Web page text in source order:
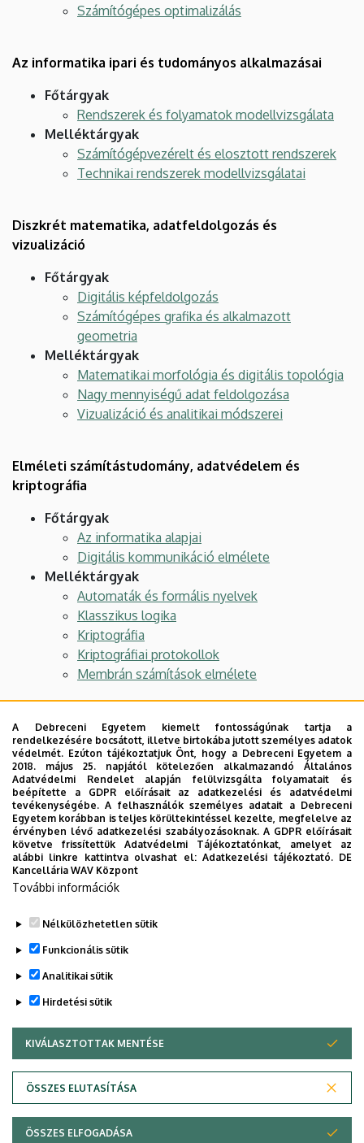
Számítógépes optimalizálás
Az informatika ipari és tudományos alkalmazásai
Főtárgyak
Rendszerek és folyamatok modellvizsgálata
Melléktárgyak
Számítógépvezérelt és elosztott rendszerek
Technikai rendszerek modellvizsgálatai
Diszkrét matematika, adatfeldolgozás és
vizualizáció
Főtárgyak
Digitális képfeldolgozás
Számítógépes grafika és alkalmazott
geometria
Melléktárgyak
Matematikai morfológia és digitális topológia
Nagy mennyiségű adat feldolgozása
Vizualizáció és analitikai módszerei
Elméleti számítástudomány, adatvédelem és
kriptográfia
Főtárgyak
Az informatika alapjai
Digitális kommunikáció elmélete
Melléktárgyak
Automaták és formális nyelvek
Klasszikus logika
Kriptográfia
Kriptográfiai protokollok
Membrán számítások elmélete
Informatikai rendszerek és hálózatok
Főtárgyak
FPGA és mikrokontroller alkalmazástechnika
Informatikai rendszerek, hálózatok felépítése,
működése és modellezése
Melléktárgyak
Analóg és digitális kommunikáció elmélete és
gyakorlata
Kommunikációs hálózatok és protokollok
Legutóbbi frissítés: 2023. 03. 26. 19:57
Adatvédelem
A Debreceni Egyetem kiemelt fontosságúnak tartja a
rendelkezésére bocsátott, illetve birtokába jutott személyes adatok
védelmét. Ezúton tájékoztatjuk Önt, hogy a Debreceni Egyetem a
2018. május 25. napjától kötelezően alkalmazandó Általános
Adatvédelmi Rendelet alapján felülvizsgálta folyamatait és
beépítette a GDPR előírásait az adatkezelési és adatvédelmi
tevékenységébe. A felhasználók személyes adatait a Debreceni
Egyetem korábban is teljes körültekintéssel kezelte, megfelelve az
érvényben lévő adatkezelési szabályozásoknak. A GDPR előírásait
követve frissítettük Adatvédelmi Tájékoztatónkat, amelyet az
alábbi linkre kattintva olvashat el:Adatkezelési tájékoztató. DE
Kancellária WAV Központ
További információk
Nélkülözhetetlen sütik
Funkcionális sütik
Analitikai sütik
Hirdetési sütik
KIVÁLASZTOTTAK MENTÉSE
ÖSSZES ELUTASÍTÁSA
WITHDRAW CONSENT
ÖSSZES ELFOGADÁSA